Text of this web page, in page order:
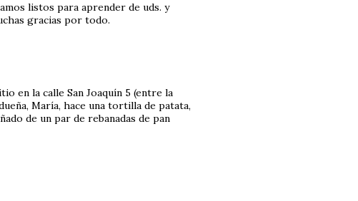
listos para aprender de uds. y
gracias por todo.
en la calle San Joaquín 5 (entre la
María, hace una tortilla de patata,
de un par de rebanadas de pan